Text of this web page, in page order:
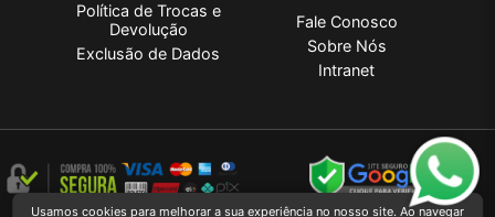
Política de Trocas e
Devolução
Exclusão de Dados
Fale Conosco
Sobre Nós
Intranet
Usamos cookies para melhorar a sua experiência no nosso site. Ao navegar